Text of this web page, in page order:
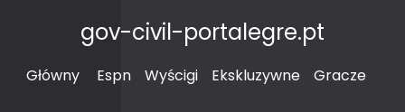
gov-civil-portalegre.pt
Główny Espn Wyścigi Ekskluzywne Gracze